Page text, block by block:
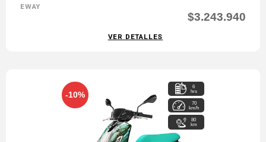
EWAY
$3.243.940
VER DETALLES
-10%
6
hrs
70
km/h
80
km